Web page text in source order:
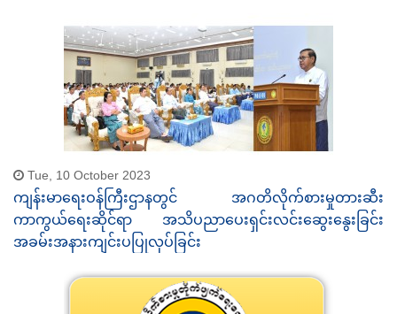
Tue, 10 October 2023
ကျန်းမာရေးဝန်ကြီးဌာနတွင် အဂတိလိုက်စားမှုတားဆီး
ကာကွယ်ရေးဆိုင်ရာ အသိပညာပေးရှင်းလင်းဆွေးနွေးခြင်း
အခမ်းအနားကျင်းပပြုလုပ်ခြင်း